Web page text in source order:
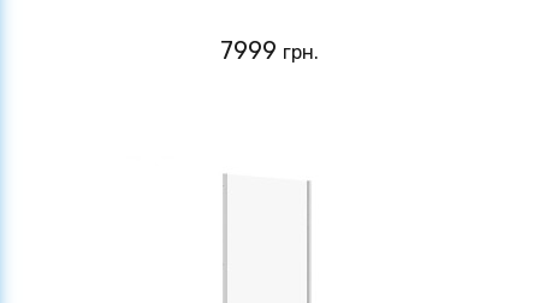
7999 грн.